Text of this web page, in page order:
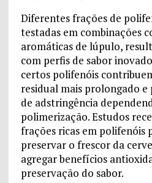
Diferentes frações de
testadas em combinações
aromáticas de lúpulo,
com perfis de sabor
certos polifenóis
residual mais prolongado e
de adstringência
polimerização. Estudos
frações ricas em polifenóis
preservar o frescor da
agregar benefícios
preservação do sabor.